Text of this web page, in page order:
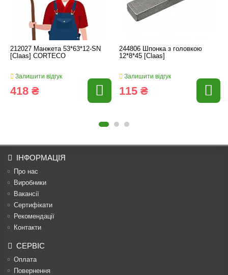
212027 Манжета 53*63*12-SN
[Claas] CORTECO
Залишити відгук
418 ₴
244806 Шпонка з головкою
12*8*45 [Claas]
Залишити відгук
115 ₴
ІНФОРМАЦІЯ
Про нас
Виробники
Вакансії
Сертифікати
Рекомендації
Контакти
СЕРВІС
Оплата
Повернення